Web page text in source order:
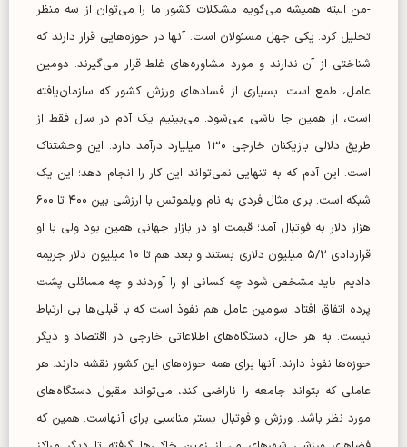
-من البته همیشه می‌گویم مشکلات کشور ما را می‌توان از سه منظر
تحلیل کرد. یکی جهل مسئولان است. آنها در حوزه‌هایی قرار دارند که
شناختی از آن ندارند و مورد مشاوره‌های غلط قرار می‌گیرند. دومین
عامل، طمع است. بسیاری از فساد‌های ورزش کشور که سازمان‌یافته
است، از همین جا ناشی می‌شود. می‌بینیم یک آدم در سال فقط از
طریق دلالی بازیکنان خارجی ۱۳۰ میلیارد درآمد دارد. این وحشتناک
است. این آدم که به تنهایی نمی‌تواند این کار را انجام دهد؛ این یک
شبکه است. برای مثال فردی به نام ویلموتس با ارزشی بین ۴۰۰ تا ۶۰۰
هزار دلار به فوتبال آمد؛ قیمت او در بازار جهانی همین بود ولی با او
قراردادی ۵/۲ میلیون دلاری بستند و بعد هم تا ۱۰ میلیون دلار جریمه
دادیم. باید مشخص شود چه کسانی او را آوردند و چه مسائلی پشت
پرده اتفاق افتاد. سومین عامل هم نفوذ است که با قبلی‌ها بی ارتباط
نیست. به هر حال، دستگاه‌های اطلاعاتی خارجی در اقتصاد و دیگر
حوزه‌ها نفوذ دارند. آنها برای همه حوزه‌های این کشور نقشه دارند. هر
عاملی که بتواند جامعه را ناراضی کند، می‌تواند مقبول دستگاه‌های
مورد نظر باشد. ورزش و فوتبال بستر مناسبی برای آنهاست. همین که